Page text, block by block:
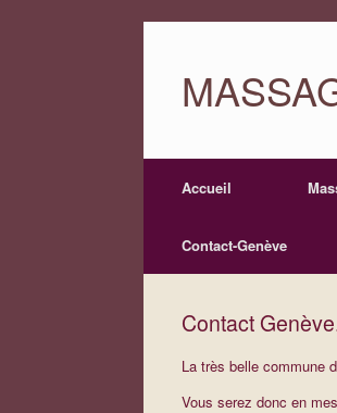
Accueil
Contact-Genève
Contact
La très belle commune
Vous serez donc en